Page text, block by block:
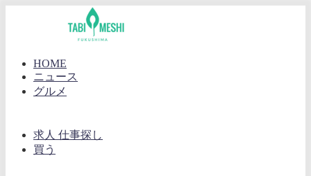
HOME
ニュース
グルメ
求人 仕事探し
買う